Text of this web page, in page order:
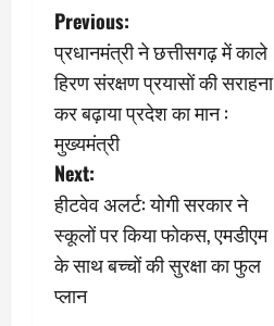
P
o
s
t
n
a
v
Previous:
प्रधानमंत्री ने छत्तीसगढ़ में काले
हिरण संरक्षण प्रयासों की सराहना
कर बढ़ाया प्रदेश का मान :
मुख्यमंत्री
Next:
हीटवेव अलर्ट: योगी सरकार ने
स्कूलों पर किया फोकस, एमडीएम
के साथ बच्चों की सुरक्षा का फुल
प्लान